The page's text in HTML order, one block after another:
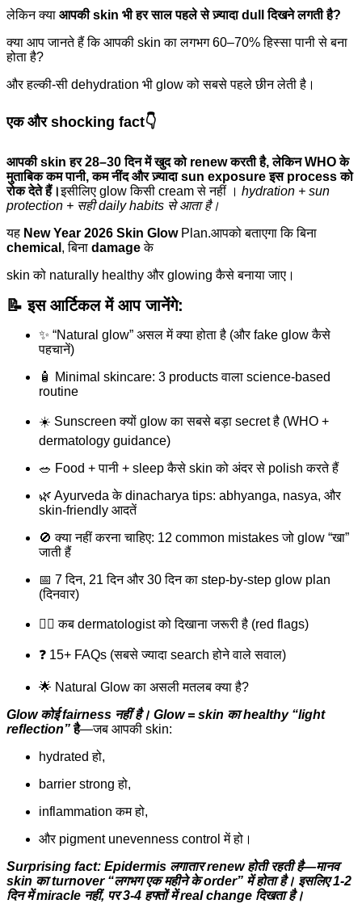
लेकिन क्या आपकी skin भी हर साल पहले से ज़्यादा dull दिखने लगती है?
क्या आप जानते हैं कि आपकी skin का लगभग 60–70% हिस्सा पानी से बना
होता है?
और हल्की-सी dehydration भी glow को सबसे पहले छीन लेती है।
एक और shocking fact👇
आपकी skin हर 28–30 दिन में खुद को renew करती है, लेकिन WHO के
मुताबिक कम पानी, कम नींद और ज़्यादा sun exposure इस process को
रोक देते हैं।इसीलिए glow किसी cream से नहीं । hydration + sun
protection + सही daily habits से आता है।
यह New Year 2026 Skin GlowPlan.आपको बताएगा कि बिना
chemical , बिना damageके
skin को naturally healthy और glowing कैसे बनाया जाए।
📝 इस आर्टिकल में आप जानेंगे:
✨ “Natural glow” असल में क्या होता है (और fake glow कैसे
पहचानें)
🧴 Minimal skincare: 3 products वाला science-based
routine
☀️ Sunscreen क्यों glow का सबसे बड़ा secret है (WHO +
dermatology guidance)
🥗 Food + पानी + sleep कैसे skin को अंदर से polish करते हैं
🌿 Ayurveda के dinacharya tips: abhyanga, nasya, और
skin-friendly आदतें
🚫 क्या नहीं करना चाहिए: 12 common mistakes जो glow “खा”
जाती हैं
📅 7 दिन, 21 दिन और 30 दिन का step-by-step glow plan
(दिनवार)
👨‍⚕️ कब dermatologist को दिखाना जरूरी है (red flags)
❓ 15+ FAQs (सबसे ज्यादा search होने वाले सवाल)
🌟 Natural Glow का असली मतलब क्या है?
Glow कोई fairness नहीं है। Glow = skin का healthy “light
reflection”है—जब आपकी skin:
hydrated हो,
barrier strong हो,
inflammation कम हो,
और pigment unevenness control में हो।
Surprising fact: Epidermis लगातार renew होती रहती है—मानव
skin का turnover “लगभग एक महीने के order” में होता है। इसलिए 1-2
दिन में miracle नहीं, पर 3-4 हफ्तों में real change दिखता है।